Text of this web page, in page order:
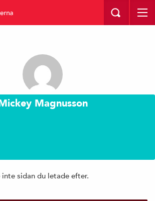
Magnusson
sidan du letade efter.